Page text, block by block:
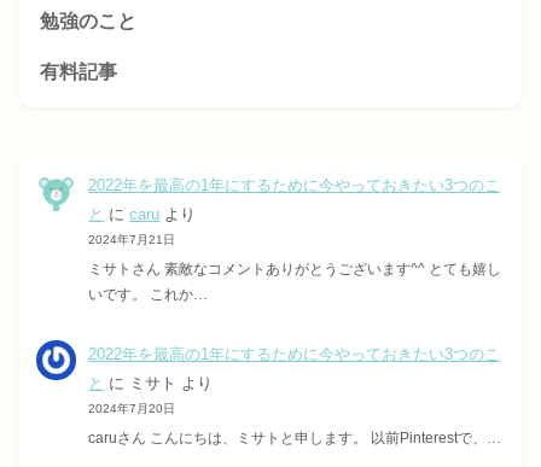
勉強のこと
有料記事
2022年を最高の1年にするために今やっておきたい3つのこ
と にcaru より
2024年7月21日
ミサトさん 素敵なコメントありがとうございます^^ とても嬉し
いです。 これか…
2022年を最高の1年にするために今やっておきたい3つのこ
と に ミサト より
2024年7月20日
caruさん こんにちは、ミサトと申します。 以前Pinterestで、…